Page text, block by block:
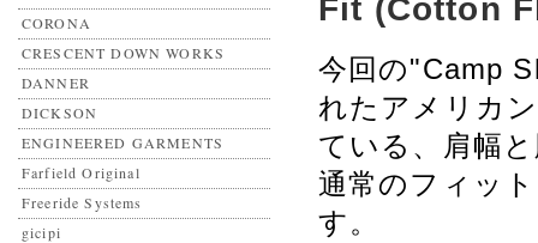
CORONA
CRESCENT DOWN WORKS
DANNER
DICKSON
ENGINEERED GARMENTS
Farfield Original
Freeride Systems
gicipi
Fit (Cotton
今回の"Camp
れたアメリカ
ている、肩幅
通常のフィッ
す。